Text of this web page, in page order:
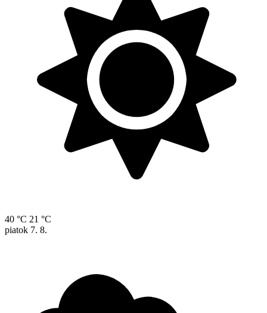
40 °C 21 °C
piatok 7. 8.